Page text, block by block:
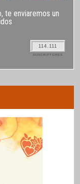
te enviaremos un
114.111
SUSCRIPTORES